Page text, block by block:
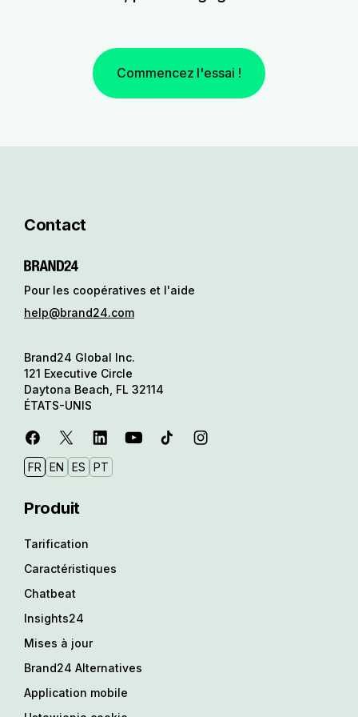
Commencez l'essai !
Contact
Pour les coopératives et l'aide
help@brand24.com
Brand24 Global Inc.
121 Executive Circle
Daytona Beach, FL 32114
ÉTATS-UNIS
FR EN ES PT
Produit
Tarification
Caractéristiques
Chatbeat
Insights24
Mises à jour
Brand24 Alternatives
Application mobile